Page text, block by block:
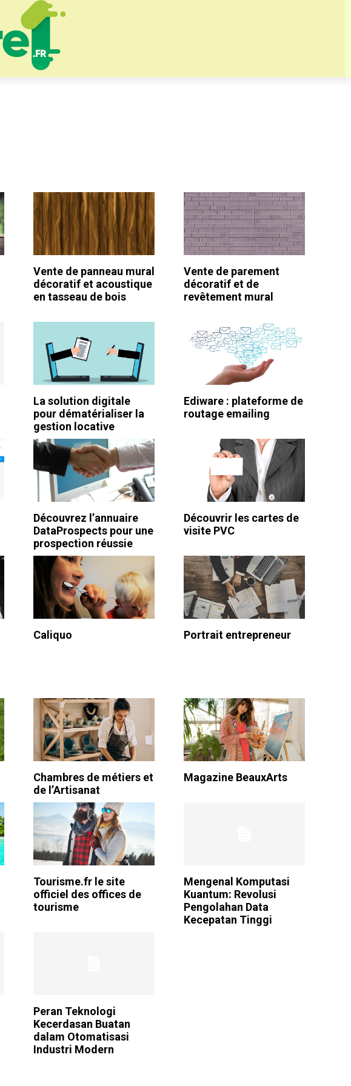
Vente de panneau mural
décoratif et acoustique
en tasseau de bois
Vente de parement
décoratif et de
revêtement mural
La solution digitale
pour dématérialiser la
gestion locative
Ediware : plateforme de
routage emailing
Découvrez l’annuaire
DataProspects pour une
prospection réussie
Découvrir les cartes de
visite PVC
Caliquo Portrait entrepreneur
Chambres de métiers et
de l’Artisanat
Magazine BeauxArts
Tourisme.fr le site
officiel des offices de
tourisme
Mengenal Komputasi
Kuantum: Revolusi
Pengolahan Data
Kecepatan Tinggi
Peran Teknologi
Kecerdasan Buatan
dalam Otomatisasi
Industri Modern